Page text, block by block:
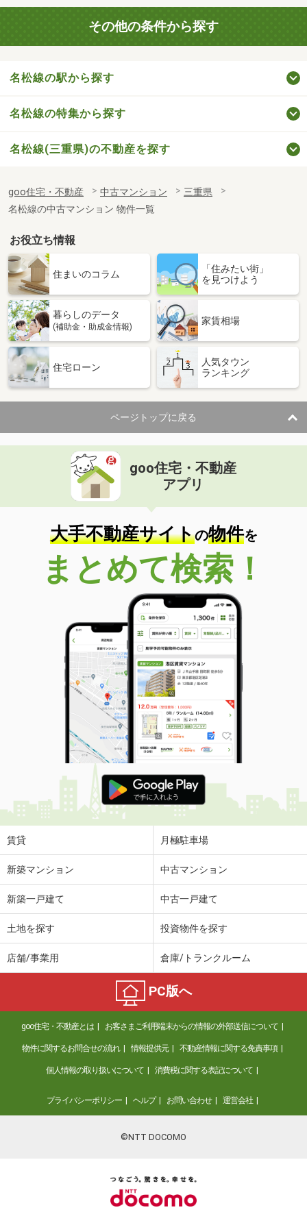
その他の条件から探す
名松線の駅から探す
名松線の特集から探す
名松線(三重県)の不動産を探す
goo住宅・不動産 中古マンション
三重県
名松線の中古マンション 物件一覧
お役立ち情報
住まいのコラム
「住みたい街」
を見つけよう
暮らしのデータ
(補助金・助成金情報)
家賃相場
住宅ローン
人気タウン
ランキング
ページトップに戻る
goo住宅・不動産
アプリ
大手不動産サイトの物件を
まとめて検索！
賃貸 月極駐車場
新築マンション 中古マンション
新築一戸建て 中古一戸建て
土地を探す 投資物件を探す
店舗/事業用 倉庫/トランクルーム
PC版へ
goo住宅・不動産とは お客さまご利用端末からの情報の外部送信について
物件に関するお問合せの流れ 情報提供元 不動産情報に関する免責事項
個人情報の取り扱いについて 消費税に関する表記について
プライバシーポリシー ヘルプ お問い合わせ 運営会社
©NTT DOCOMO